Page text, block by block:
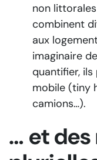
non
combinent
aux
imaginaire
quantifier,
mobile (tiny
camions…).
… et